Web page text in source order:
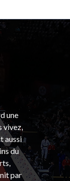
une
vivez,
aussi
du
par